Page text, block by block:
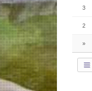
3
2
»